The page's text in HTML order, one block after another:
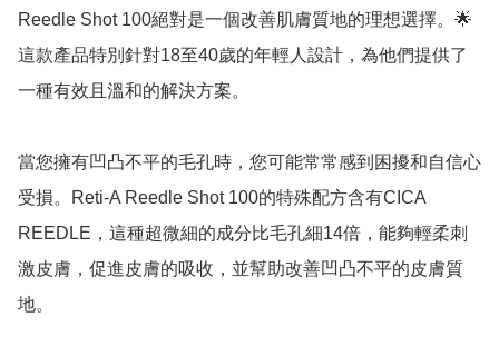
Reedle Shot 100絕對是一個改善肌膚質地的理想選擇。🌟
這款產品特別針對18至40歲的年輕人設計，為他們提供了
一種有效且溫和的解決方案。
當您擁有凹凸不平的毛孔時，您可能常常感到困擾和自信心
受損。Reti-A Reedle Shot 100的特殊配方含有CICA
REEDLE，這種超微細的成分比毛孔細14倍，能夠輕柔刺
激皮膚，促進皮膚的吸收，並幫助改善凹凸不平的皮膚質
地。